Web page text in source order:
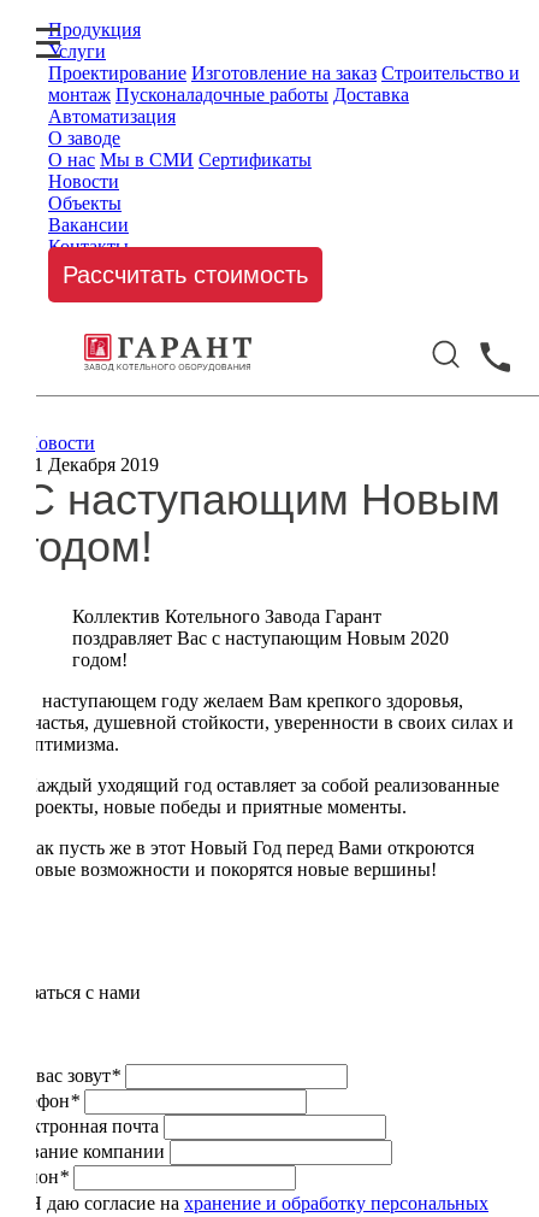
Продукция
Услуги
Проектирование Изготовление на заказ Строительство и
монтаж Пусконаладочные работы Доставка
Автоматизация
О заводе
О нас Мы в СМИ Сертификаты
Новости
Объекты
Вакансии
Контакты
Рассчитать стоимость
Новости
31 Декабря 2019
С наступающим Новым
годом!
Коллектив Котельного Завода Гарант
поздравляет Вас с наступающим Новым 2020
годом!
В наступающем году желаем Вам крепкого здоровья,
счастья, душевной стойкости, уверенности в своих силах и
оптимизма.
Каждый уходящий год оставляет за собой реализованные
проекты, новые победы и приятные моменты.
Так пусть же в этот Новый Год перед Вами откроются
новые возможности и покорятся новые вершины!
Связаться с нами
Как вас зовут*
Телефон*
Электронная почта
Название компании
Регион*
Я даю согласие на хранение и обработку персональных